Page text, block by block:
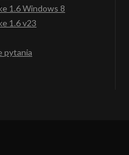
1.6 Windows 8
1.6 v23
pytania